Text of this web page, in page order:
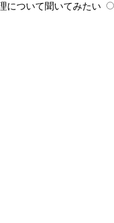
について聞いてみたい